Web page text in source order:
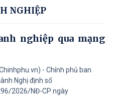
NGHIỆP
nghiệp qua mạng
- Chính phủ ban
Nghị định số
2026/NĐ-CP ngày